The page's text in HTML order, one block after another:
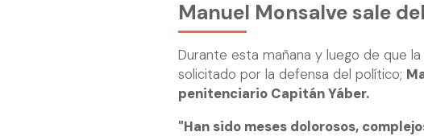
Manuel Monsalve sale
Durante esta mañana y luego de que
solicitado por la defensa del político;
penitenciario Capitán Yáber.
"Han sido meses dolorosos,